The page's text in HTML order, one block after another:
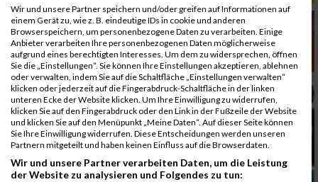
Wir und unsere Partner speichern und/oder greifen auf Informationen auf
einem Gerät zu, wie z. B. eindeutige IDs in cookie und anderen
Browserspeichern, um personenbezogene Daten zu verarbeiten. Einige
Anbieter verarbeiten Ihre personenbezogenen Daten möglicherweise
aufgrund eines berechtigten Interesses. Um dem zu widersprechen, öffnen
Sie die „Einstellungen“. Sie können Ihre Einstellungen akzeptieren, ablehnen
oder verwalten, indem Sie auf die Schaltfläche „Einstellungen verwalten“
klicken oder jederzeit auf die Fingerabdruck-Schaltfläche in der linken
unteren Ecke der Website klicken. Um Ihre Einwilligung zu widerrufen,
klicken Sie auf den Fingerabdruck oder den Link in der Fußzeile der Website
und klicken Sie auf den Menüpunkt „Meine Daten“. Auf dieser Seite können
Sie Ihre Einwilligung widerrufen. Diese Entscheidungen werden unseren
Partnern mitgeteilt und haben keinen Einfluss auf die Browserdaten.
Wir und unsere Partner verarbeiten Daten, um die Leistung
der Website zu analysieren und Folgendes zu tun: